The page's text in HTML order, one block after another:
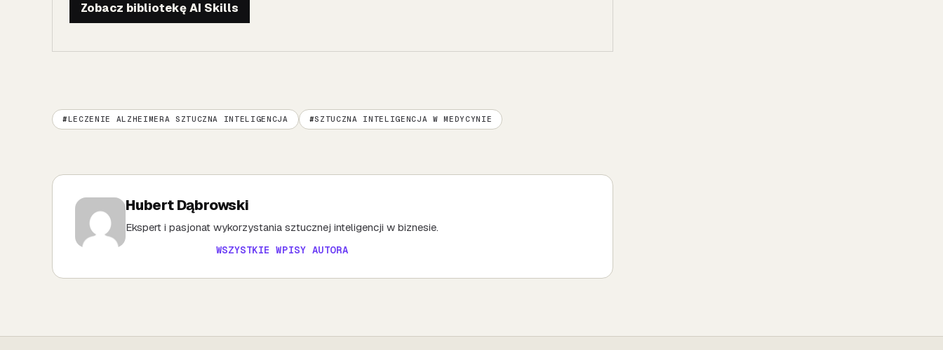
Zobacz bibliotekę AI Skills
LECZENIE ALZHEIMERA SZTUCZNA INTELIGENCJA SZTUCZNA INTELIGENCJA W MEDYCYNIE
Hubert Dąbrowski
Ekspert i pasjonat wykorzystania sztucznej inteligencji w biznesie.
WSZYSTKIE WPISY AUTORA